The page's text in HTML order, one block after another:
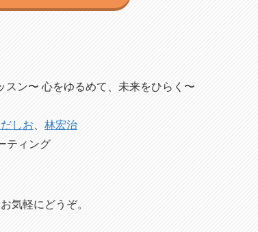
ン〜 心をゆるめて、未来をひらく〜
しお、 林宏治
ティング
気軽にどうぞ。